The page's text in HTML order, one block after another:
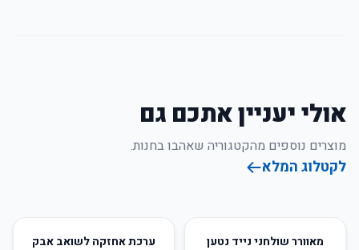
אולי יעניין אתכם גם
מוצרים נוספים מהקטגוריה שאהבו בחנות.
לקטלוג המלא
68
מאוורר שולחני נייד נטען
27%ערכת אחזקה לשואב אבק